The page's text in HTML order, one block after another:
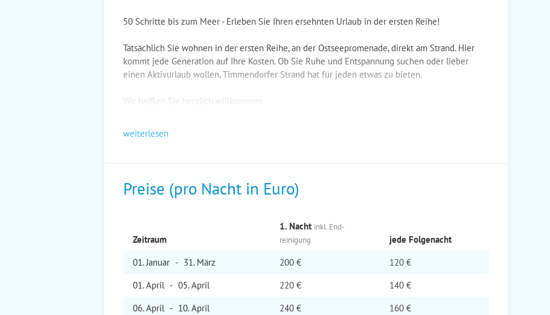
50 Schritte bis zum Meer - Erleben Sie Ihren ersehnten Urlaub in der ersten Reihe!
Tatsächlich Sie wohnen in der ersten Reihe, an der Ostseepromenade, direkt am Strand. Hier
kommt jede Generation auf Ihre Kosten. Ob Sie Ruhe und Entspannung suchen oder lieber
einen Aktivurlaub wollen, Timmendorfer Strand hat für jeden etwas zu bieten.
Wir heißen Sie herzlich willkommen
weiterlesen
Preise (pro Nacht in Euro)
Zeitraum
1. Nacht inkl. End­
reinigung
jede Folge­nacht
01. Januar - 31. März 200 €
120 €
01. April - 05. April 220 €
140 €
06. April - 10. April 240 €
160 €